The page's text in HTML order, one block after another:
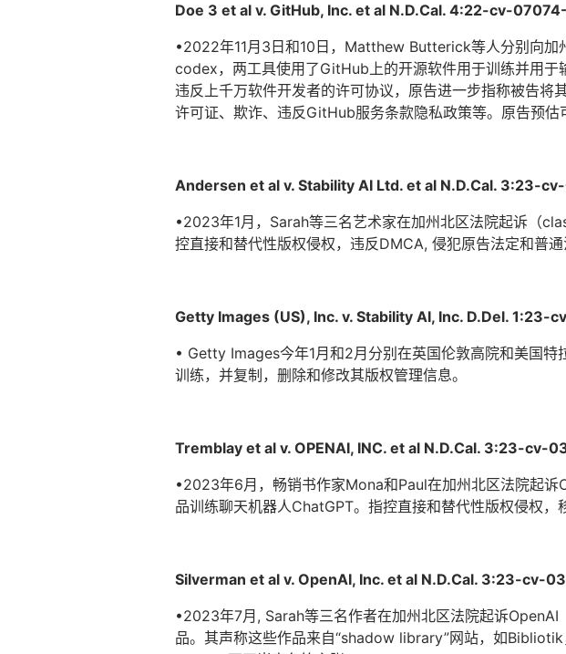
Doe 3 et al v. GitHub, Inc. et al N.D.Cal. 4:22-cv-
•2022年11月3日和10日，Matthew Butterick等人分别向
codex，两工具使用了GitHub上的开源软件用于训练并用于
违反上千万软件开发者的许可协议，原告进一步指称被告
许可证、欺诈、违反GitHub服务条款隐私政策等。原告预估
Andersen et al v. Stability AI Ltd. et al N.D.Cal. 3:23-
•2023年1月，Sarah等三名艺术家在加州北区法院起诉（
控直接和替代性版权侵权，违反DMCA, 侵犯原告法定和普
Getty Images (US), Inc. v. Stability AI, Inc. D.Del. 1:23-
• Getty Images今年1月和2月分别在英国伦敦高院和美国
训练，并复制，删除和修改其版权管理信息。
Tremblay et al v. OPENAI, INC. et al N.D.Cal. 3:23-cv-
•2023年6月，畅销书作家Mona和Paul在加州北区法院起
品训练聊天机器人ChatGPT。指控直接和替代性版权侵权，
Silverman et al v. OpenAI, Inc. et al N.D.Cal. 3:23-cv-
•2023年7月, Sarah等三名作者在加州北区法院起诉
品。其声称这些作品来自“shadow library”网站，如